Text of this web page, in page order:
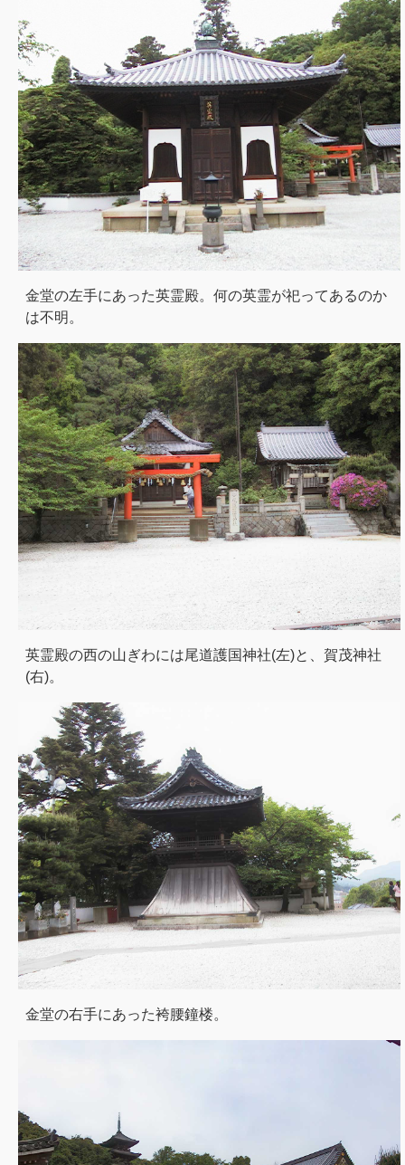
金堂の左手にあった英霊殿。何の英霊が祀ってあるのか
は不明。
英霊殿の西の山ぎわには尾道護国神社(左)と、賀茂神社
(右)。
金堂の右手にあった袴腰鐘楼。